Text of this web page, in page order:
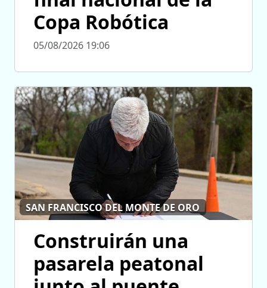
Copa Robótica
05/08/2026 19:06
SAN FRANCISCO DEL MONTE DE ORO
Construirán una
pasarela peatonal